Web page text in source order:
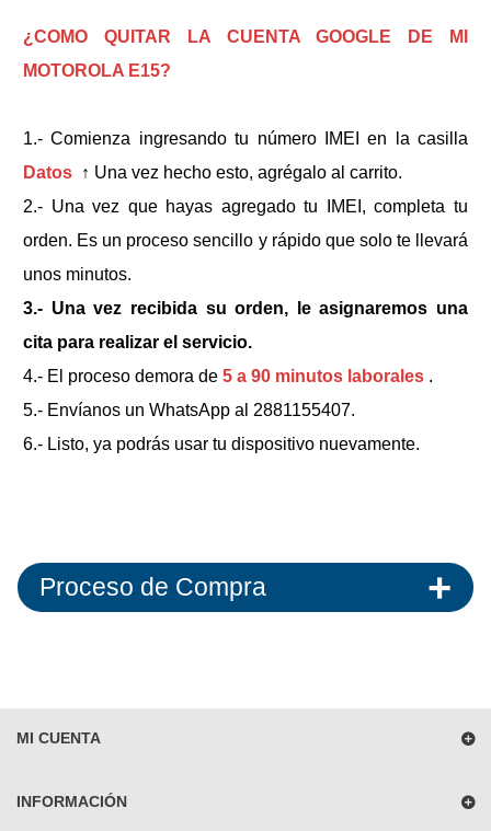
¿COMO QUITAR LA CUENTA GOOGLE DE MI
MOTOROLA E15?
1.- Comienza ingresando tu número IMEI en la casilla
Datos ↑ Una vez hecho esto, agrégalo al carrito.
2.- Una vez que hayas agregado tu IMEI, completa tu
orden. Es un proceso sencillo y rápido que solo te llevará
unos minutos.
3.- Una vez recibida su orden, le asignaremos una
cita para realizar el servicio.
4.- El proceso demora de 5 a 90 minutos laborales .
5.- Envíanos un WhatsApp al 2881155407.
6.- Listo, ya podrás usar tu dispositivo nuevamente.
Proceso de Compra
MI CUENTA
INFORMACIÓN